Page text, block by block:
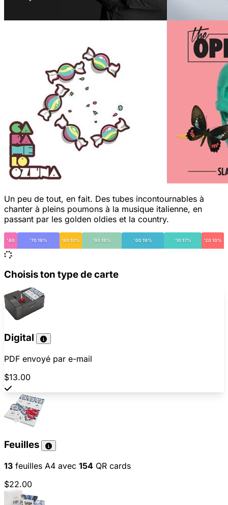
Un peu de tout, en fait. Des tubes incontournables à
chanter à pleins poumons à la musique italienne, en
passant par les golden oldies et la country.
'60 '70 19% '80 10% '90 18% '00 19% '10 17% '20 10%
Choisis ton type de carte
Digital
PDF envoyé par e-mail
$13.00
Feuilles
13 feuilles A4 avec 154 QR cards
$22.00